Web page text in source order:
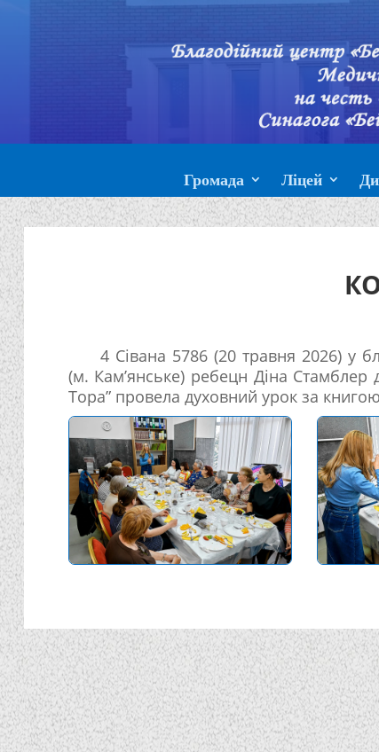
Громада Ліцей
4 Сівана 5786 (20 травня 2026) у
(м. Кам’янське) ребецн Діна Стамблер
Тора” провела духовний урок за